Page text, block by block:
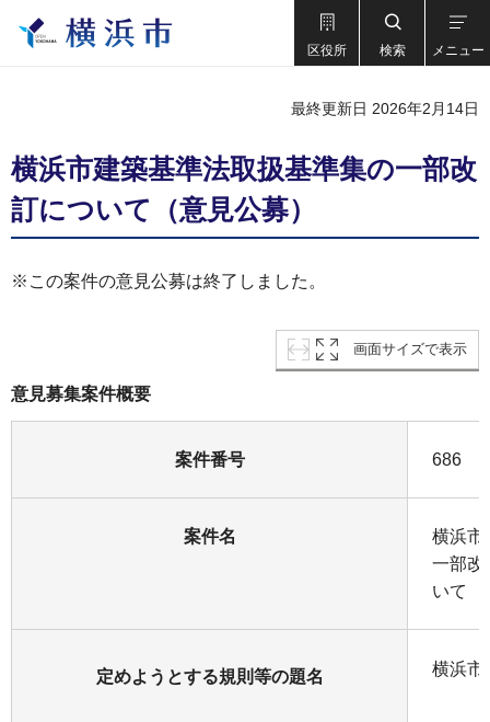
区役所 検索 メニュー
最終更新日 2026年2月14日
横浜市建築基準法取扱基準集の一部改
訂について（意見公募）
※この案件の意見公募は終了しました。
画面サイズで表示
意見募集案件概要
案件番号 686
案件名
横浜市
一部改
いて
定めようとする規則等の題名 横浜市